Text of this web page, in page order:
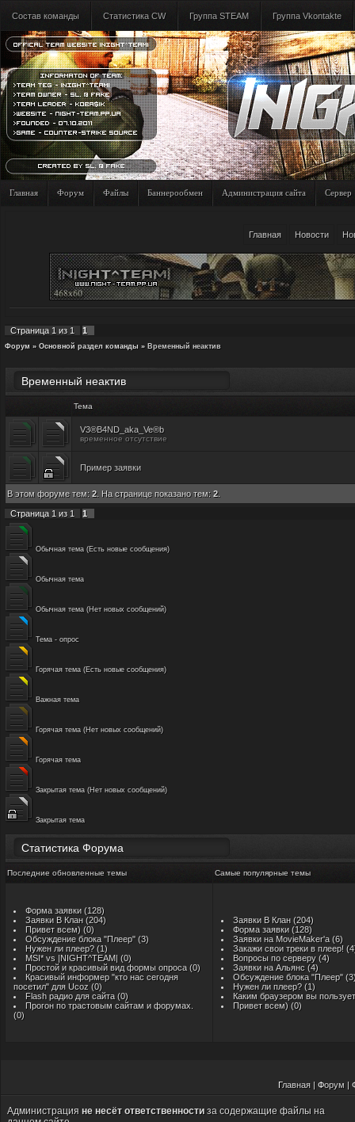
Состав команды Статистика CW Группа STEAM Группа Vkontakte
Главная Форум Файлы Баннерообмен Администрация сайта Сервер
Главная Новости
Страница 1 из 1 1
Форум » Основной раздел команды » Временный неактив
Временный неактив
Тема
V3®B4ND_aka_Ve®b
временное отсутствие
Пример заявки
В этом форуме тем: 2. На странице показано тем: 2.
Страница 1 из 1 1
Обычная тема (Есть новые сообщения)
Обычная тема
Обычная тема (Нет новых сообщений)
Тема - опрос
Горячая тема (Есть новые сообщения)
Важная тема
Горячая тема (Нет новых сообщений)
Горячая тема
Закрытая тема (Нет новых сообщений)
Закрытая тема
Статистика Форума
Последние обновленные темы Самые популярные темы
Форма заявки (128)
Заявки В Клан (204)
Привет всем) (0)
Обсуждение блока "Плеер" (3)
Нужен ли плеер? (1)
MSI* vs |NIGHT^TEAM| (0)
Простой и красивый вид формы опроса (0)
Красивый информер "кто нас сегодня
посетил" для Ucoz (0)
Flash радио для сайта (0)
Прогон по трастовым сайтам и форумах.
(0)
Заявки В Клан (204)
Форма заявки (128)
Заявки на MovieMaker'a (6)
Закажи свои треки в плеер!
Вопросы по серверу (4)
Заявки на Альянс (4)
Обсуждение блока "Плеер"
Нужен ли плеер? (1)
Каким браузером вы
Привет всем) (0)
Главная | Форум |
Администрация не несёт ответственности за содержащие файлы на